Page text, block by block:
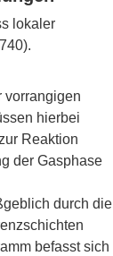
lokaler
vorrangigen
hierbei
Reaktion
der Gasphase
durch die
befasst sich